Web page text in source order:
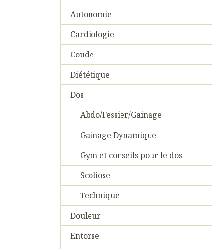
Autonomie
Cardiologie
Coude
Diététique
Dos
Abdo/Fessier/Gainage
Gainage Dynamique
Gym et conseils pour le dos
Scoliose
Technique
Douleur
Entorse